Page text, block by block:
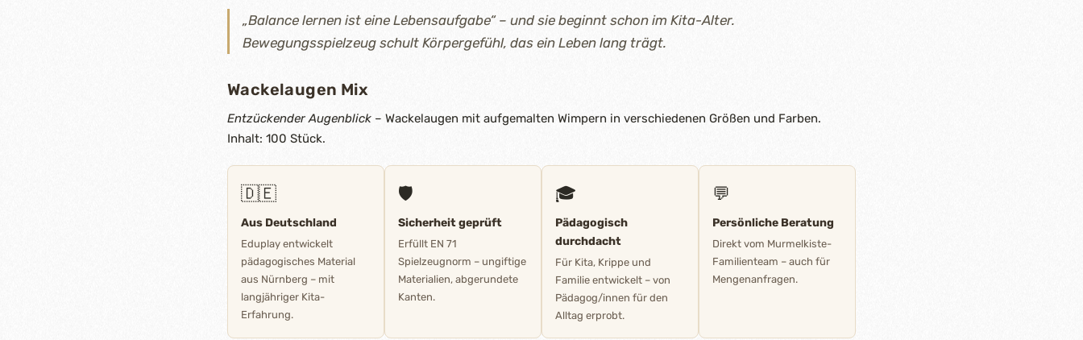
„Balance lernen ist eine Lebensaufgabe“ – und sie beginnt schon im Kita-Alter.
Bewegungsspielzeug schult Körpergefühl, das ein Leben lang trägt.
Wackelaugen Mix
Entzückender Augenblick – Wackelaugen mit aufgemalten Wimpern in verschiedenen Größen und Farben.
Inhalt: 100 Stück.
🇩🇪
Aus Deutschland
Eduplay entwickelt
pädagogisches Material
aus Nürnberg – mit
langjähriger Kita-
Erfahrung.
🛡️
Sicherheit geprüft
Erfüllt EN 71
Spielzeugnorm – ungiftige
Materialien, abgerundete
Kanten.
🎓
Pädagogisch
durchdacht
Für Kita, Krippe und
Familie entwickelt – von
Pädagog/innen für den
Alltag erprobt.
💬
Persönliche Beratung
Direkt vom Murmelkiste-
Familienteam – auch für
Mengenanfragen.